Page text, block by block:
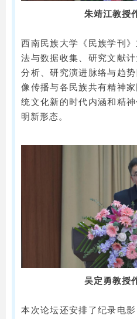
朱靖江教授
西南民族大学《民族学刊
法与数据收集、研究文献
分析、研究演进脉络与趋
像传播与各民族共有精神
统文化新的时代内涵和精
明新形态。
吴定勇教授
本次论坛还安排了纪录电